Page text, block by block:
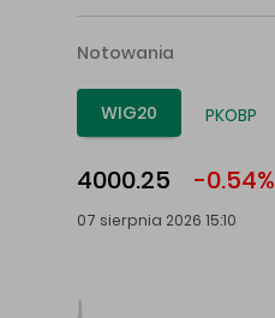
Notowania
WIG20 PKOBP
4000.25 -0.54%
07 sierpnia 2026 15:10